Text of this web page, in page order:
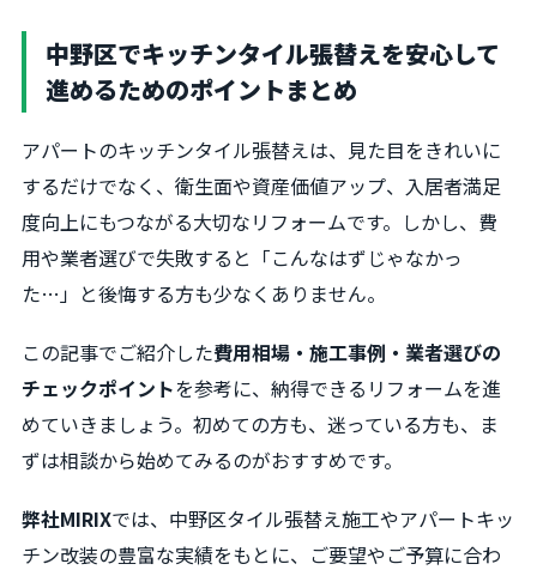
中野区でキッチンタイル張替えを安心して
進めるためのポイントまとめ
アパートのキッチンタイル張替えは、見た目をきれいに
するだけでなく、衛生面や資産価値アップ、入居者満足
度向上にもつながる大切なリフォームです。しかし、費
用や業者選びで失敗すると「こんなはずじゃなかっ
た…」と後悔する方も少なくありません。
この記事でご紹介した費用相場・施工事例・業者選びの
チェックポイントを参考に、納得できるリフォームを進
めていきましょう。初めての方も、迷っている方も、ま
ずは相談から始めてみるのがおすすめです。
弊社MIRIXでは、中野区タイル張替え施工やアパートキッ
チン改装の豊富な実績をもとに、ご要望やご予算に合わ